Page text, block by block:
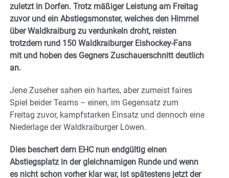
zuletzt in Dorfen. Trotz mäßiger Leistung am Freitag
zuvor und ein Abstiegsmonster, welches den Himmel
über Waldkraiburg zu verdunkeln droht, reisten
trotzdem rund 150 Waldkraiburger Eishockey-Fans
mit und hoben des Gegners Zuschauerschnitt deutlich
an.
Jene Zuseher sahen ein hartes, aber zumeist faires
Spiel beider Teams – einen, im Gegensatz zum
Freitag zuvor, kampfstarken Einsatz und dennoch eine
Niederlage der Waldkraiburger Löwen.
Dies beschert dem EHC nun endgültig einen
Abstiegsplatz in der gleichnamigen Runde und wenn
es nicht schon vorher klar war, ist spätestens jetzt der